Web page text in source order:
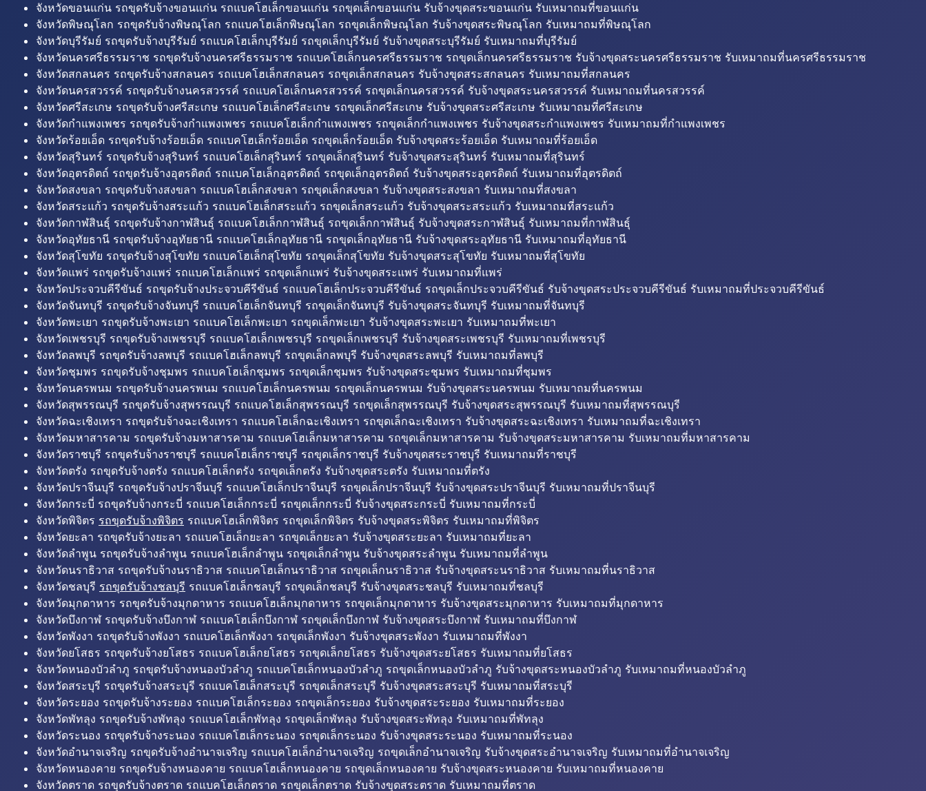
จังหวัดขอนแก่น รถขุดรับจ้างขอนแก่น รถแบคโฮเล็กขอนแก่น รถขุดเล็กขอนแก่น รับจ้างขุดสระขอนแก่น รับเหมาถมที่ขอนแก่น
จังหวัดพิษณุโลก รถขุดรับจ้างพิษณุโลก รถแบคโฮเล็กพิษณุโลก รถขุดเล็กพิษณุโลก รับจ้างขุดสระพิษณุโลก รับเหมาถมที่พิษณุโลก
จังหวัดบุรีรัมย์ รถขุดรับจ้างบุรีรัมย์ รถแบคโฮเล็กบุรีรัมย์ รถขุดเล็กบุรีรัมย์ รับจ้างขุดสระบุรีรัมย์ รับเหมาถมที่บุรีรัมย์
จังหวัดนครศรีธรรมราช รถขุดรับจ้างนครศรีธรรมราช รถแบคโฮเล็กนครศรีธรรมราช รถขุดเล็กนครศรีธรรมราช รับจ้างขุดสระนครศรีธรรมราช รับเหมาถมที่นครศรีธรรมราช
จังหวัดสกลนคร รถขุดรับจ้างสกลนคร รถแบคโฮเล็กสกลนคร รถขุดเล็กสกลนคร รับจ้างขุดสระสกลนคร รับเหมาถมที่สกลนคร
จังหวัดนครสวรรค์ รถขุดรับจ้างนครสวรรค์ รถแบคโฮเล็กนครสวรรค์ รถขุดเล็กนครสวรรค์ รับจ้างขุดสระนครสวรรค์ รับเหมาถมที่นครสวรรค์
จังหวัดศรีสะเกษ รถขุดรับจ้างศรีสะเกษ รถแบคโฮเล็กศรีสะเกษ รถขุดเล็กศรีสะเกษ รับจ้างขุดสระศรีสะเกษ รับเหมาถมที่ศรีสะเกษ
จังหวัดกำแพงเพชร รถขุดรับจ้างกำแพงเพชร รถแบคโฮเล็กกำแพงเพชร รถขุดเล็กกำแพงเพชร รับจ้างขุดสระกำแพงเพชร รับเหมาถมที่กำแพงเพชร
จังหวัดร้อยเอ็ด รถขุดรับจ้างร้อยเอ็ด รถแบคโฮเล็กร้อยเอ็ด รถขุดเล็กร้อยเอ็ด รับจ้างขุดสระร้อยเอ็ด รับเหมาถมที่ร้อยเอ็ด
จังหวัดสุรินทร์ รถขุดรับจ้างสุรินทร์ รถแบคโฮเล็กสุรินทร์ รถขุดเล็กสุรินทร์ รับจ้างขุดสระสุรินทร์ รับเหมาถมที่สุรินทร์
จังหวัดอุตรดิตถ์ รถขุดรับจ้างอุตรดิตถ์ รถแบคโฮเล็กอุตรดิตถ์ รถขุดเล็กอุตรดิตถ์ รับจ้างขุดสระอุตรดิตถ์ รับเหมาถมที่อุตรดิตถ์
จังหวัดสงขลา รถขุดรับจ้างสงขลา รถแบคโฮเล็กสงขลา รถขุดเล็กสงขลา รับจ้างขุดสระสงขลา รับเหมาถมที่สงขลา
จังหวัดสระแก้ว รถขุดรับจ้างสระแก้ว รถแบคโฮเล็กสระแก้ว รถขุดเล็กสระแก้ว รับจ้างขุดสระสระแก้ว รับเหมาถมที่สระแก้ว
จังหวัดกาฬสินธุ์ รถขุดรับจ้างกาฬสินธุ์ รถแบคโฮเล็กกาฬสินธุ์ รถขุดเล็กกาฬสินธุ์ รับจ้างขุดสระกาฬสินธุ์ รับเหมาถมที่กาฬสินธุ์
จังหวัดอุทัยธานี รถขุดรับจ้างอุทัยธานี รถแบคโฮเล็กอุทัยธานี รถขุดเล็กอุทัยธานี รับจ้างขุดสระอุทัยธานี รับเหมาถมที่อุทัยธานี
จังหวัดสุโขทัย รถขุดรับจ้างสุโขทัย รถแบคโฮเล็กสุโขทัย รถขุดเล็กสุโขทัย รับจ้างขุดสระสุโขทัย รับเหมาถมที่สุโขทัย
จังหวัดแพร่ รถขุดรับจ้างแพร่ รถแบคโฮเล็กแพร่ รถขุดเล็กแพร่ รับจ้างขุดสระแพร่ รับเหมาถมที่แพร่
จังหวัดประจวบคีรีขันธ์ รถขุดรับจ้างประจวบคีรีขันธ์ รถแบคโฮเล็กประจวบคีรีขันธ์ รถขุดเล็กประจวบคีรีขันธ์ รับจ้างขุดสระประจวบคีรีขันธ์ รับเหมาถมที่ประจวบคีรีขันธ์
จังหวัดจันทบุรี รถขุดรับจ้างจันทบุรี รถแบคโฮเล็กจันทบุรี รถขุดเล็กจันทบุรี รับจ้างขุดสระจันทบุรี รับเหมาถมที่จันทบุรี
จังหวัดพะเยา รถขุดรับจ้างพะเยา รถแบคโฮเล็กพะเยา รถขุดเล็กพะเยา รับจ้างขุดสระพะเยา รับเหมาถมที่พะเยา
จังหวัดเพชรบุรี รถขุดรับจ้างเพชรบุรี รถแบคโฮเล็กเพชรบุรี รถขุดเล็กเพชรบุรี รับจ้างขุดสระเพชรบุรี รับเหมาถมที่เพชรบุรี
จังหวัดลพบุรี รถขุดรับจ้างลพบุรี รถแบคโฮเล็กลพบุรี รถขุดเล็กลพบุรี รับจ้างขุดสระลพบุรี รับเหมาถมที่ลพบุรี
จังหวัดชุมพร รถขุดรับจ้างชุมพร รถแบคโฮเล็กชุมพร รถขุดเล็กชุมพร รับจ้างขุดสระชุมพร รับเหมาถมที่ชุมพร
จังหวัดนครพนม รถขุดรับจ้างนครพนม รถแบคโฮเล็กนครพนม รถขุดเล็กนครพนม รับจ้างขุดสระนครพนม รับเหมาถมที่นครพนม
จังหวัดสุพรรณบุรี รถขุดรับจ้างสุพรรณบุรี รถแบคโฮเล็กสุพรรณบุรี รถขุดเล็กสุพรรณบุรี รับจ้างขุดสระสุพรรณบุรี รับเหมาถมที่สุพรรณบุรี
จังหวัดฉะเชิงเทรา รถขุดรับจ้างฉะเชิงเทรา รถแบคโฮเล็กฉะเชิงเทรา รถขุดเล็กฉะเชิงเทรา รับจ้างขุดสระฉะเชิงเทรา รับเหมาถมที่ฉะเชิงเทรา
จังหวัดมหาสารคาม รถขุดรับจ้างมหาสารคาม รถแบคโฮเล็กมหาสารคาม รถขุดเล็กมหาสารคาม รับจ้างขุดสระมหาสารคาม รับเหมาถมที่มหาสารคาม
จังหวัดราชบุรี รถขุดรับจ้างราชบุรี รถแบคโฮเล็กราชบุรี รถขุดเล็กราชบุรี รับจ้างขุดสระราชบุรี รับเหมาถมที่ราชบุรี
จังหวัดตรัง รถขุดรับจ้างตรัง รถแบคโฮเล็กตรัง รถขุดเล็กตรัง รับจ้างขุดสระตรัง รับเหมาถมที่ตรัง
จังหวัดปราจีนบุรี รถขุดรับจ้างปราจีนบุรี รถแบคโฮเล็กปราจีนบุรี รถขุดเล็กปราจีนบุรี รับจ้างขุดสระปราจีนบุรี รับเหมาถมที่ปราจีนบุรี
จังหวัดกระบี่ รถขุดรับจ้างกระบี่ รถแบคโฮเล็กกระบี่ รถขุดเล็กกระบี่ รับจ้างขุดสระกระบี่ รับเหมาถมที่กระบี่
จังหวัดพิจิตร รถขุดรับจ้างพิจิตร รถแบคโฮเล็กพิจิตร รถขุดเล็กพิจิตร รับจ้างขุดสระพิจิตร รับเหมาถมที่พิจิตร
จังหวัดยะลา รถขุดรับจ้างยะลา รถแบคโฮเล็กยะลา รถขุดเล็กยะลา รับจ้างขุดสระยะลา รับเหมาถมที่ยะลา
จังหวัดลำพูน รถขุดรับจ้างลำพูน รถแบคโฮเล็กลำพูน รถขุดเล็กลำพูน รับจ้างขุดสระลำพูน รับเหมาถมที่ลำพูน
จังหวัดนราธิวาส รถขุดรับจ้างนราธิวาส รถแบคโฮเล็กนราธิวาส รถขุดเล็กนราธิวาส รับจ้างขุดสระนราธิวาส รับเหมาถมที่นราธิวาส
จังหวัดชลบุรี รถขุดรับจ้างชลบุรี รถแบคโฮเล็กชลบุรี รถขุดเล็กชลบุรี รับจ้างขุดสระชลบุรี รับเหมาถมที่ชลบุรี
จังหวัดมุกดาหาร รถขุดรับจ้างมุกดาหาร รถแบคโฮเล็กมุกดาหาร รถขุดเล็กมุกดาหาร รับจ้างขุดสระมุกดาหาร รับเหมาถมที่มุกดาหาร
จังหวัดบึงกาฬ รถขุดรับจ้างบึงกาฬ รถแบคโฮเล็กบึงกาฬ รถขุดเล็กบึงกาฬ รับจ้างขุดสระบึงกาฬ รับเหมาถมที่บึงกาฬ
จังหวัดพังงา รถขุดรับจ้างพังงา รถแบคโฮเล็กพังงา รถขุดเล็กพังงา รับจ้างขุดสระพังงา รับเหมาถมที่พังงา
จังหวัดยโสธร รถขุดรับจ้างยโสธร รถแบคโฮเล็กยโสธร รถขุดเล็กยโสธร รับจ้างขุดสระยโสธร รับเหมาถมที่ยโสธร
จังหวัดหนองบัวลำภู รถขุดรับจ้างหนองบัวลำภู รถแบคโฮเล็กหนองบัวลำภู รถขุดเล็กหนองบัวลำภู รับจ้างขุดสระหนองบัวลำภู รับเหมาถมที่หนองบัวลำภู
จังหวัดสระบุรี รถขุดรับจ้างสระบุรี รถแบคโฮเล็กสระบุรี รถขุดเล็กสระบุรี รับจ้างขุดสระสระบุรี รับเหมาถมที่สระบุรี
จังหวัดระยอง รถขุดรับจ้างระยอง รถแบคโฮเล็กระยอง รถขุดเล็กระยอง รับจ้างขุดสระระยอง รับเหมาถมที่ระยอง
จังหวัดพัทลุง รถขุดรับจ้างพัทลุง รถแบคโฮเล็กพัทลุง รถขุดเล็กพัทลุง รับจ้างขุดสระพัทลุง รับเหมาถมที่พัทลุง
จังหวัดระนอง รถขุดรับจ้างระนอง รถแบคโฮเล็กระนอง รถขุดเล็กระนอง รับจ้างขุดสระระนอง รับเหมาถมที่ระนอง
จังหวัดอำนาจเจริญ รถขุดรับจ้างอำนาจเจริญ รถแบคโฮเล็กอำนาจเจริญ รถขุดเล็กอำนาจเจริญ รับจ้างขุดสระอำนาจเจริญ รับเหมาถมที่อำนาจเจริญ
จังหวัดหนองคาย รถขุดรับจ้างหนองคาย รถแบคโฮเล็กหนองคาย รถขุดเล็กหนองคาย รับจ้างขุดสระหนองคาย รับเหมาถมที่หนองคาย
จังหวัดตราด รถขุดรับจ้างตราด รถแบคโฮเล็กตราด รถขุดเล็กตราด รับจ้างขุดสระตราด รับเหมาถมที่ตราด